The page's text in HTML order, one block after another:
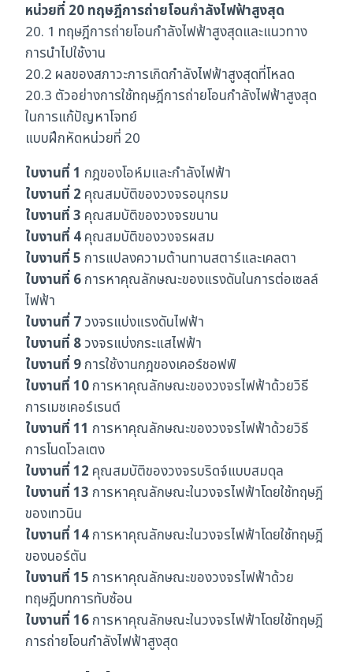
หน่วยที่ 20 ทฤษฎีการถ่ายโอนกำลังไฟฟ้าสูงสุด
20. 1 ทฤษฎีการถ่ายโอนกำลังไฟฟ้าสูงสุดและแนวทาง
การนำไปใช้งาน
20.2 ผลของสภาวะการเกิดกำลังไฟฟ้าสูงสุดที่โหลด
20.3 ตัวอย่างการใช้ทฤษฎีการถ่ายโอนกำลังไฟฟ้าสูงสุด
ในการแก้ปัญหาโจทย์
แบบฝึกหัดหน่วยที่ 20
ใบงานที่ 1 กฎของโอห์มและกำลังไฟฟ้า
ใบงานที่ 2 คุณสมบัติของวงจรอนุกรม
ใบงานที่ 3 คุณสมบัติของวงจรขนาน
ใบงานที่ 4คุณสมบัติของวงจรผสม
ใบงานที่ 5 การแปลงความต้านทานสตาร์และเคลตา
ใบงานที่ 6การหาคุณลักษณะของแรงดันในการต่อเซลล์
ไฟฟ้า
ใบงานที่ 7วงจรแบ่งแรงดันไฟฟ้า
ใบงานที่ 8วงจรแบ่งกระแสไฟฟ้า
ใบงานที่ 9การใช้งานกฎของเคอร์ชอฟฟ์
ใบงานที่ 10การหาคุณลักษณะของวงจรไฟฟ้าด้วยวิธี
การเมชเคอร์เรนต์
ใบงานที่ 11 การหาคุณลักษณะของวงจรไฟฟ้าด้วยวิธี
การโนดโวลเตง
ใบงานที่ 12 คุณสมบัติของวงจรบริดจ์แบบสมดุล
ใบงานที่ 13 การหาคุณลักษณะในวงจรไฟฟ้าโดยใช้ทฤษฎี
ของเทวนิน
ใบงานที่ 14การหาคุณลักษณะในวงจรไฟฟ้าโดยใช้ทฤษฎี
ของนอร์ตัน
ใบงานที่ 15 การหาคุณลักษณะของวงจรไฟฟ้าด้วย
ทฤษฎีบทการทับซ้อน
ใบงานที่ 16การหาคุณลักษณะในวงจรไฟฟ้าโดยใช้ทฤษฎี
การถ่ายโอนกำลังไฟฟ้าสูงสุด